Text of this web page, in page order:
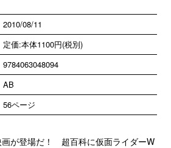
2010/08/11
定価:本体1100円(税別)
9784063048094
AB
56ページ
画が登場だ！ 超百科に仮面ライダーW